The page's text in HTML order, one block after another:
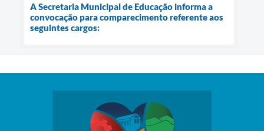
A Secretaria Municipal de Educação informa a
convocação para comparecimento referente aos
seguintes cargos: